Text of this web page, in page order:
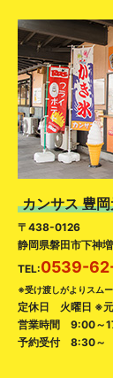
カンサス 豊
〒438-0126
静岡県磐田市下神
TEL:0539-
※受け渡しがよりスム
定休日 火曜日 ※元
営業時間 9:00～
予約受付 8:30～